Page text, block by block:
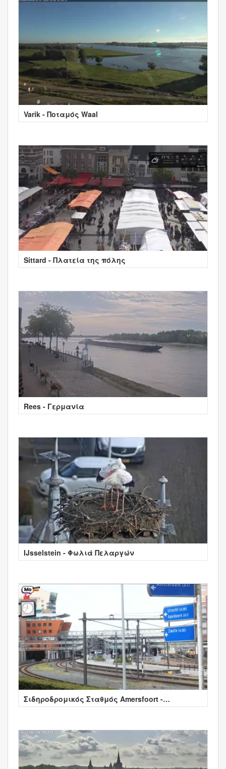
Varik - Ποταμός Waal
Sittard - Πλατεία της πόλης
Rees - Γερμανία
IJsselstein - Φωλιά Πελαργών
Σιδηροδρομικός Σταθμός Amersfoort -
Ολλανδία